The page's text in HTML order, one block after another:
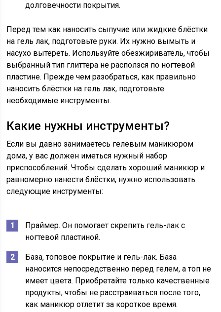
долговечности покрытия.
Перед тем как наносить сыпучие или жидкие блёстки
на гель лак, подготовьте руки. Их нужно вымыть и
насухо вытереть. Используйте обезжириватель, чтобы
выбранный тип глиттера не расползся по ногтевой
пластине. Прежде чем разобраться, как правильно
наносить блёстки на гель лак, подготовьте
необходимые инструменты.
Какие нужны инструменты?
Если вы давно занимаетесь гелевым маникюром
дома, у вас должен иметься нужный набор
приспособлений. Чтобы сделать хороший маникюр и
равномерно нанести блёстки, нужно использовать
следующие инструменты:
Праймер. Он помогает скрепить гель-лак с
ногтевой пластиной.
База, топовое покрытие и гель-лак. База
наносится непосредственно перед гелем, а топ не
имеет цвета. Приобретайте только качественные
продукты, чтобы не расстраиваться после того,
как маникюр отлетит за короткое время.